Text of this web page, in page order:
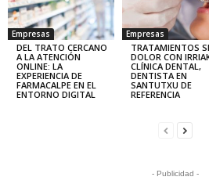
Empresas
DEL TRATO CERCANO
A LA ATENCIÓN
ONLINE: LA
EXPERIENCIA DE
FARMACALPE EN EL
ENTORNO DIGITAL
Empresas
TRATAMIENTOS
DOLOR CON
CLÍNICA DENTAL,
DENTISTA EN
SANTUTXU DE
REFERENCIA
- Publicidad -